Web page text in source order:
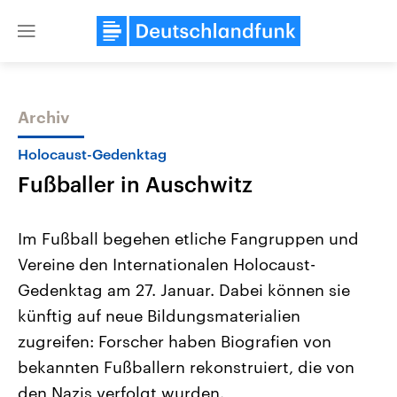
Close
Themen
Landtagswahl Sachsen-Anhalt
2026
Alle Informationen
Sachsen-Anhalt wählt am 6.
September 2026 einen neuen
Bundesland von einer Koalition aus
USA
Aktuelle Beiträge,
Hintergründe
Wirtschaftlich und
gehören die Vereinigten
den mächtigsten Ländern
Archiv
Holocaust-Gedenktag
Fußballer in Auschwitz
Im Fußball begehen etliche Fangruppen und
Vereine den Internationalen Holocaust-
Gedenktag am 27. Januar. Dabei können sie
künftig auf neue Bildungsmaterialien
zugreifen: Forscher haben Biografien von
bekannten Fußballern rekonstruiert, die von
den Nazis verfolgt wurden.